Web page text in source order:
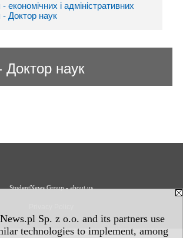
Sp. z o.o. and its partners use
technologies to implement, among
економічних і адміністративних
- Доктор наук
Доктор наук
StudentNews Group - about us